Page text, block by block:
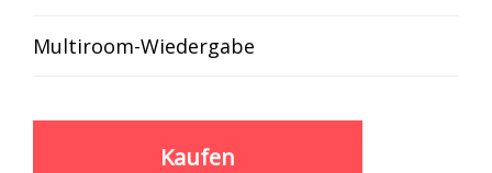
Multiroom-Wiedergabe
Kaufen